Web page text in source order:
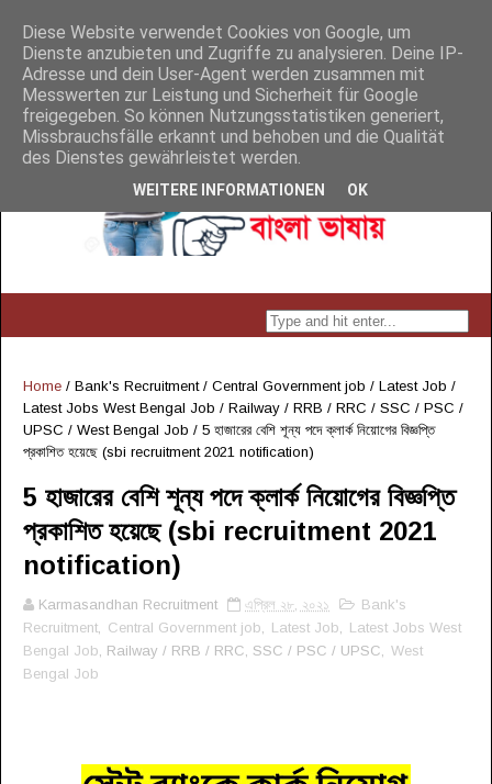
Home / Bank's Recruitment/ Central Government job / Latest Job /
Latest Jobs West Bengal Job / Railway / RRB / RRC / SSC / PSC /
UPSC / West Bengal Job / 5 হাজারের বেশি শূন্য পদে ক্লার্ক নিয়োগের বিজ্ঞপ্তি
প্রকাশিত হয়েছে (sbi recruitment 2021 notification)
5 হাজারের বেশি শূন্য পদে ক্লার্ক নিয়োগের বিজ্ঞপ্তি
প্রকাশিত হয়েছে (sbi recruitment 2021
notification)
Karmasandhan Recruitment এপ্রিল ২৮, ২০২১
Bank's
Recruitment
Central Government job Latest Job
Latest Jobs West
Bengal Job , Railway / RRB / RRC, SSC / PSC / UPSC,
West
Bengal Job
Diese Website verwendet Cookies von Google, um
Dienste anzubieten und Zugriffe zu analysieren. Deine IP-
Adresse und dein User-Agent werden zusammen mit
Messwerten zur Leistung und Sicherheit für Google
freigegeben. So können Nutzungsstatistiken generiert,
Missbrauchsfälle erkannt und behoben und die Qualität
des Dienstes gewährleistet werden.
WEITERE INFORMATIONEN OK